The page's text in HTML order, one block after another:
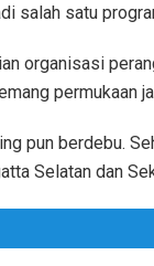
salah satu
organisasi
permukaan
pun berdebu.
Selatan dan